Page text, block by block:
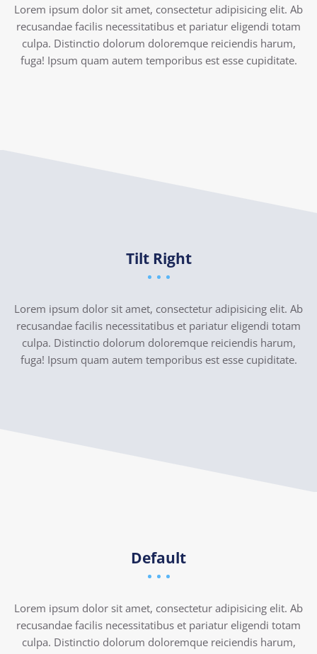
Lorem ipsum dolor sit amet, consectetur adipisicing elit. Ab
recusandae facilis necessitatibus et pariatur eligendi totam
culpa. Distinctio dolorum doloremque reiciendis harum,
fuga! Ipsum quam autem temporibus est esse cupiditate.
Tilt Right
Lorem ipsum dolor sit amet, consectetur adipisicing elit. Ab
recusandae facilis necessitatibus et pariatur eligendi totam
culpa. Distinctio dolorum doloremque reiciendis harum,
fuga! Ipsum quam autem temporibus est esse cupiditate.
Default
Lorem ipsum dolor sit amet, consectetur adipisicing elit. Ab
recusandae facilis necessitatibus et pariatur eligendi totam
culpa. Distinctio dolorum doloremque reiciendis harum,